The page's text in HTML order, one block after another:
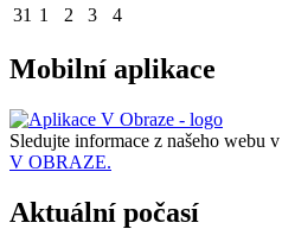
31 1 2 3 4
Mobilní aplikace
Sledujte informace z našeho webu v
V OBRAZE.
Aktuální počasí